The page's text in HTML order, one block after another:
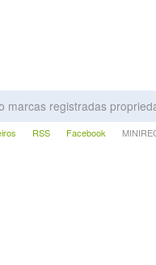
marcas registradas
RSS Facebook